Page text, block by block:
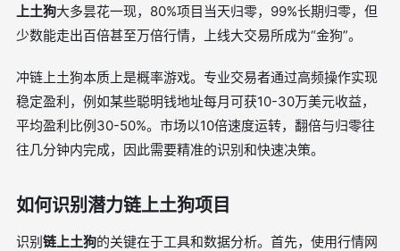
上土狗大多昙花一现，80%项目当天归零，99%长期归零，但
少数能走出百倍甚至万倍行情，上线大交易所成为“金狗”。
冲链上土狗本质上是概率游戏。专业交易者通过高频操作实现
稳定盈利，例如某些聪明钱地址每月可获10-30万美元收益，
平均盈利比例30-50%。市场以10倍速度运转，翻倍与归零往
往几分钟内完成，因此需要精准的识别和快速决策。
如何识别潜力链上土狗项目
识别链上土狗的关键在于工具和数据分析。首先，使用行情网